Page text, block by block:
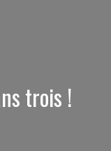
trois !